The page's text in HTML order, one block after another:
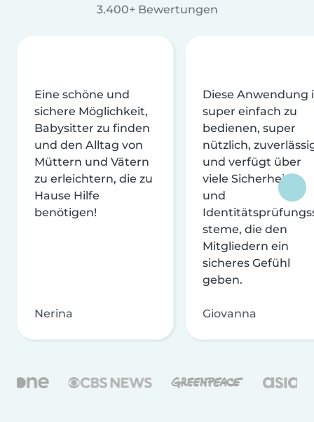
3.400+ Bewertungen
Eine schöne und
sichere Möglichkeit,
Babysitter zu finden
und den Alltag von
Müttern und Vätern
zu erleichtern, die zu
Hause Hilfe
benötigen!
Nerina
Diese Anwendung
super einfach zu
bedienen, super
nützlich,
und verfügt über
viele Sicherheits-
und
steme, die den
Mitgliedern ein
sicheres Gefühl
geben.
Giovanna